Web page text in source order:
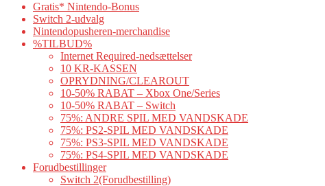
Gratis* Nintendo-Bonus
Switch 2-udvalg
Nintendopusheren-merchandise
%TILBUD%
Internet Required-nedsættelser
10 KR-KASSEN
OPRYDNING/CLEAROUT
10-50% RABAT – Xbox One/Series
10-50% RABAT – Switch
75%: ANDRE SPIL MED VANDSKADE
75%: PS2-SPIL MED VANDSKADE
75%: PS3-SPIL MED VANDSKADE
75%: PS4-SPIL MED VANDSKADE
Forudbestillinger
Switch 2(Forudbestilling)